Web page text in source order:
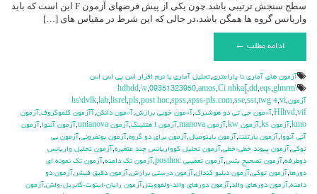
سطح سنجش ترتیبی باشد.چون یکی از پیش فرضهای آزمون F این است که باید
واریانس گروه ها همگن باشد،در حالی که این شرط در مقیاس های […]
ادامه مطلب ←
آزمون هاي آماري نا پارامتري,تحليل آماري با نرم افزار اس پي اس اس
\hdhdd
,\v,09351323950,amos,Ci nhka[ ,dd,eqs,glmrm
آزمون,
hs\dvlk,lah,lisrel,pls,post hoc,spss,spss-pls.com,sse,sst,twg 4,vi
Hlhvd,vif
,آ»مون جي تي دو هوشبرگ,آ»مون خوبي برازش,آ»مون دانكن,آآزمون كلموگروف,آزمون
kmo
,آزمون ks ,آزمون kw ,آزمون manova ,آزمون t هتلينگ ,آزمون unianova ,آزمون آننوا,آزمون
آني آنووا,آزمون بارتلت,آزمون باينوميال,آزمون براي دو گروه,آزمون بونفروني,آزمون بي
توكي,آزمون پيوند خطي-خطي,آزمون تحليل كوواريانس چند متغيره,آزمون تحليل واريانس
دوطرفه,آزمون تصحيح يتس,آزمون تعقيبي posthoc ,آزمون تك دامنه,آزمون تك نمونه اي
دورها,آزمون توكي,آزمون دبليو كندال,آزمون درستي برازش,آزمون دقيق فيشر ,آزمون دو
دامنه,آزمون دورهاي والد,آزمون دورهاي والد-ولفوويتز ,آزمون رايان-اينوت-گابريل-ولش,آزمون